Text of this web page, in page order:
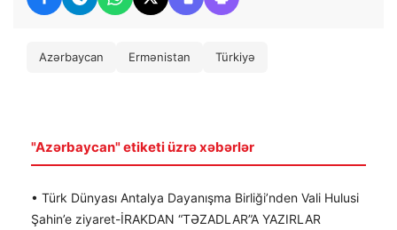
Azərbaycan Ermənistan Türkiyə
"Azərbaycan" etiketi üzrə xəbərlər
• Türk Dünyası Antalya Dayanışma Birliği’nden Vali Hulusi
Şahin’e ziyaret-İRAKDAN “TƏZADLAR”A YAZIRLAR